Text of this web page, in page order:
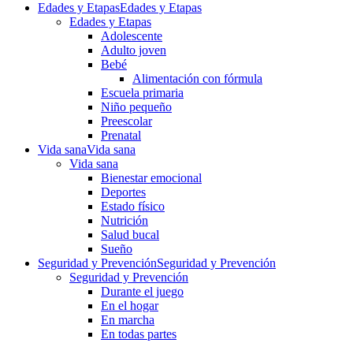
Edades y EtapasEdades y Etapas
Edades y Etapas
Adolescente
Adulto joven
Bebé
Alimentación con fórmula
Escuela primaria
Niño pequeño
Preescolar
Prenatal
Vida sanaVida sana
Vida sana
Bienestar emocional
Deportes
Estado físico
Nutrición
Salud bucal
Sueño
Seguridad y PrevenciónSeguridad y Prevención
Seguridad y Prevención
Durante el juego
En el hogar
En marcha
En todas partes